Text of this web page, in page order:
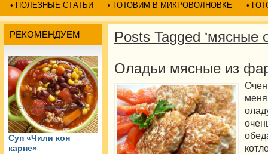
• ПОЛЕЗНЫЕ СТАТЬИ • ГОТОВИМ В МИКРОВОЛНОВКЕ •
РЕКОМЕНДУЕМ
Суп «Чили кон
карне»
Posts Tagged ‘мясные
Оладьи мясные из